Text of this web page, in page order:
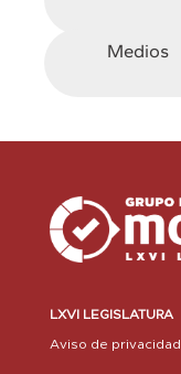
Medios
LXVI LEGISLATURA
Aviso de privacidad